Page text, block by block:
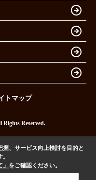
トマップ
Reserved.
、サービス向上検討を目的と
をご確認ください。